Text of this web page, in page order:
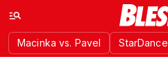
Macinka vs. Pavel StarDance